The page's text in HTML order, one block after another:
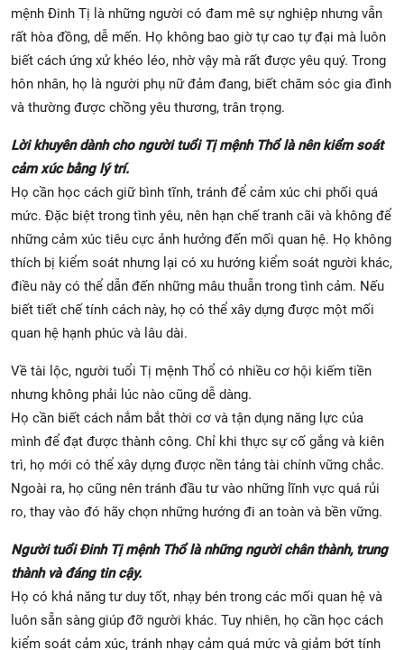
mệnh Đinh Tị là những người có đam mê sự nghiệp nhưng vẫn
rất hòa đồng, dễ mến. Họ không bao giờ tự cao tự đại mà luôn
biết cách ứng xử khéo léo, nhờ vậy mà rất được yêu quý. Trong
hôn nhân, họ là người phụ nữ đảm đang, biết chăm sóc gia đình
và thường được chồng yêu thương, trân trọng.
Lời khuyên dành cho người tuổi Tị mệnh Thổ là nên kiểm soát
cảm xúc bằng lý trí.
Họ cần học cách giữ bình tĩnh, tránh để cảm xúc chi phối quá
mức. Đặc biệt trong tình yêu, nên hạn chế tranh cãi và không để
những cảm xúc tiêu cực ảnh hưởng đến mối quan hệ. Họ không
thích bị kiểm soát nhưng lại có xu hướng kiểm soát người khác,
điều này có thể dẫn đến những mâu thuẫn trong tình cảm. Nếu
biết tiết chế tính cách này, họ có thể xây dựng được một mối
quan hệ hạnh phúc và lâu dài.
Về tài lộc, người tuổi Tị mệnh Thổ có nhiều cơ hội kiếm tiền
nhưng không phải lúc nào cũng dễ dàng.
Họ cần biết cách nắm bắt thời cơ và tận dụng năng lực của
mình để đạt được thành công. Chỉ khi thực sự cố gắng và kiên
trì, họ mới có thể xây dựng được nền tảng tài chính vững chắc.
Ngoài ra, họ cũng nên tránh đầu tư vào những lĩnh vực quá rủi
ro, thay vào đó hãy chọn những hướng đi an toàn và bền vững.
Người tuổi Đinh Tị mệnh Thổ là những người chân thành, trung
thành và đáng tin cậy.
Họ có khả năng tư duy tốt, nhạy bén trong các mối quan hệ và
luôn sẵn sàng giúp đỡ người khác. Tuy nhiên, họ cần học cách
kiểm soát cảm xúc, tránh nhạy cảm quá mức và giảm bớt tính